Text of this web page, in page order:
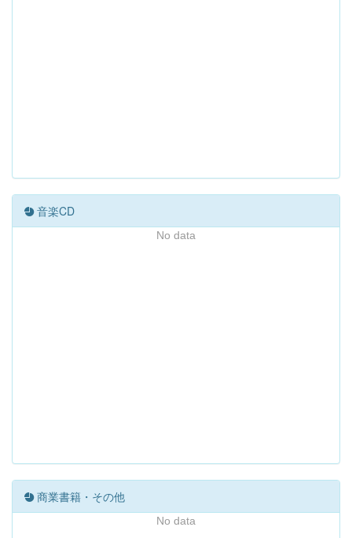
音楽CD
No data
商業書籍・その他
No data